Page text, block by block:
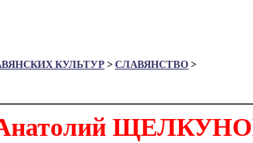
КУЛЬТУР > СЛАВЯНСТВО >